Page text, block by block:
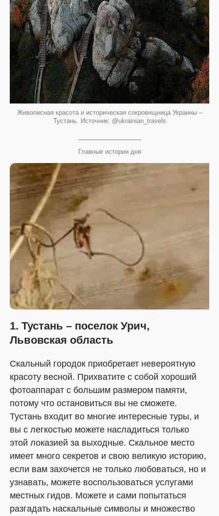
Живописная красота и историческая сокровищница Украины –
Тустань. Источник: @ukrainian_travels
Главные истории дня
1. Тустань – поселок Урич,
Львовская область
Скальный городок приобретает невероятную
красоту весной. Прихватите с собой хороший
фотоаппарат с большим размером памяти,
потому что остановиться вы не сможете.
Тустань входит во многие интересные туры, и
вы с легкостью можете насладиться только
этой локазией за выходные. Скальное место
имеет много секретов и свою великую историю,
если вам захочется не только любоваться, но и
узнавать, можете воспользоваться услугами
местных гидов. Можете и сами попытаться
разгадать наскальные символы и множество